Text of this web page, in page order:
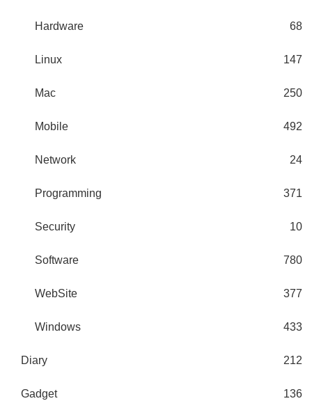
Hardware 68
Linux 147
Mac 250
Mobile 492
Network 24
Programming 371
Security 10
Software 780
WebSite 377
Windows 433
Diary 212
Gadget 136